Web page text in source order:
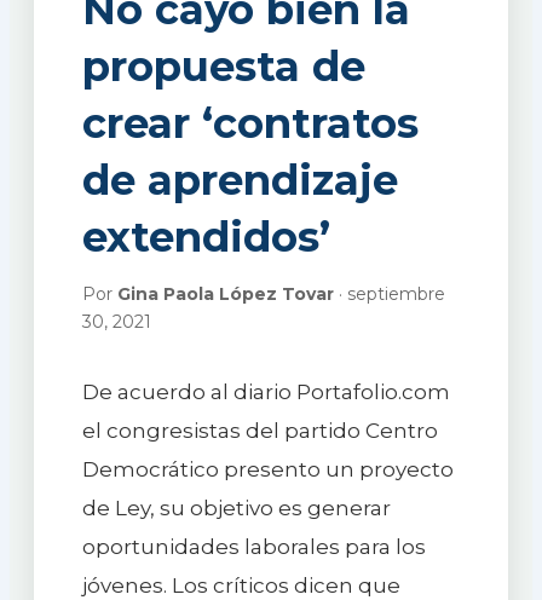
propuesta de
crear ‘contratos
de aprendizaje
extendidos’
Por Gina Paola López Tovar· septiembre
30, 2021
De acuerdo al diario Portafolio.com
el congresistas del partido Centro
Democrático presento un proyecto
de Ley, su objetivo es generar
oportunidades laborales para los
jóvenes. Los críticos dicen que